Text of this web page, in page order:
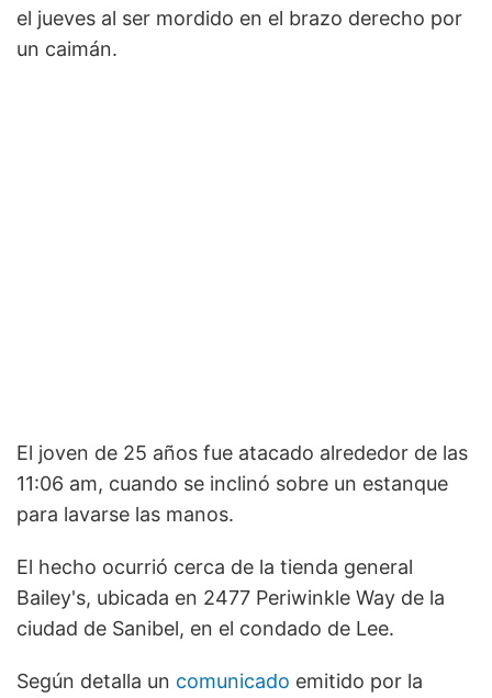
el jueves al ser mordido en el brazo derecho por
un caimán.
El joven de 25 años fue atacado alrededor de las
11:06 am, cuando se inclinó sobre un estanque
para lavarse las manos.
El hecho ocurrió cerca de la tienda general
Bailey's, ubicada en 2477 Periwinkle Way de la
ciudad de Sanibel, en el condado de Lee.
Según detalla un comunicado emitido por la